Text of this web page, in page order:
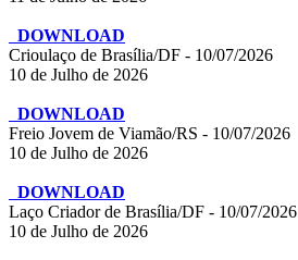
DOWNLOAD
Crioulaço de Brasília/DF - 10/07/2026
10 de Julho de 2026
DOWNLOAD
Freio Jovem de Viamão/RS - 10/07/2026
10 de Julho de 2026
DOWNLOAD
Laço Criador de Brasília/DF - 10/07/2026
10 de Julho de 2026